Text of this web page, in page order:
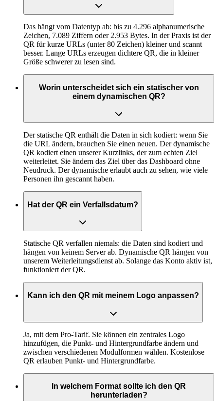
Das hängt vom Datentyp ab: bis zu 4.296 alphanumerische
Zeichen, 7.089 Ziffern oder 2.953 Bytes. In der Praxis ist der
QR für kurze URLs (unter 80 Zeichen) kleiner und scannt
besser. Lange URLs erzeugen dichtere QR, die in kleiner
Größe schwerer zu lesen sind.
Worin unterscheidet sich ein statischer von
einem dynamischen QR?
Der statische QR enthält die Daten in sich kodiert: wenn Sie
die URL ändern, brauchen Sie einen neuen. Der dynamische
QR kodiert einen unserer Kurzlinks, der zum echten Ziel
weiterleitet. Sie ändern das Ziel über das Dashboard ohne
Neudruck. Der dynamische erlaubt auch zu sehen, wie viele
Personen ihn gescannt haben.
Hat der QR ein Verfallsdatum?
Statische QR verfallen niemals: die Daten sind kodiert und
hängen von keinem Server ab. Dynamische QR hängen von
unserem Weiterleitungsdienst ab. Solange das Konto aktiv ist,
funktioniert der QR.
Kann ich den QR mit meinem Logo anpassen?
Ja, mit dem Pro-Tarif. Sie können ein zentrales Logo
hinzufügen, die Punkt- und Hintergrundfarbe ändern und
zwischen verschiedenen Modulformen wählen. Kostenlose
QR erlauben Punkt- und Hintergrundfarbe.
In welchem Format sollte ich den QR
herunterladen?